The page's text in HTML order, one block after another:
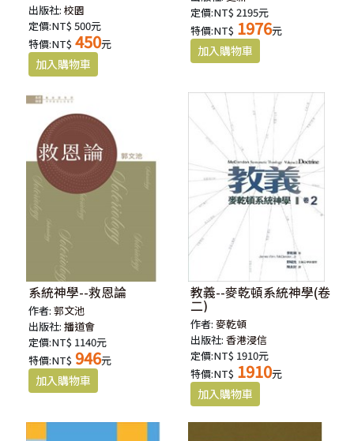
出版社:校園
定價:NT$ 500元
特價:NT$ 450元
定價:NT$ 2195元
特價:NT$ 1976元
系統神學--救恩論
作者:郭文池
出版社:播道會
定價:NT$ 1140元
特價:NT$ 946元
教義--麥乾頓系統神學(卷
二)
作者:麥乾頓
出版社:香港浸信
定價:NT$ 1910元
特價:NT$ 1910元